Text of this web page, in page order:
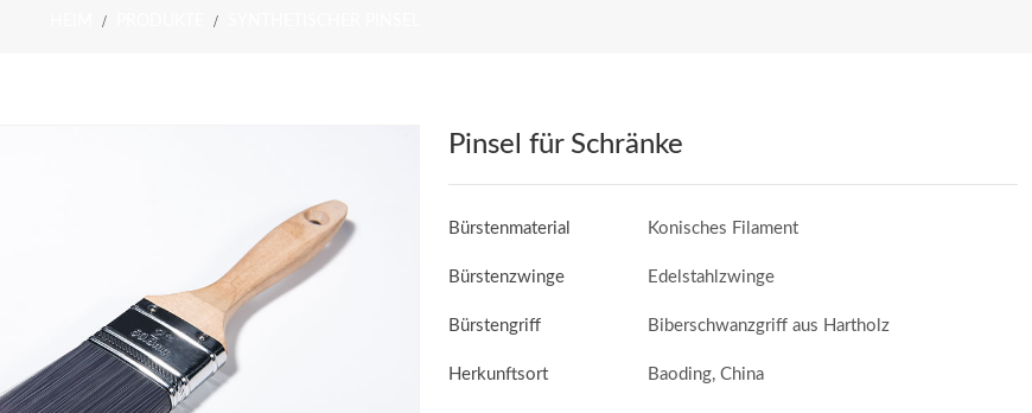
Pinsel für Schränke
Bürstenmaterial Konisches Filament
Bürstenzwinge Edelstahlzwinge
Bürstengriff Biberschwanzgriff aus Hartholz
Herkunftsort Baoding, China